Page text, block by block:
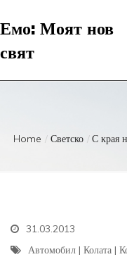
Емо: Моят нов
свят
Home Светско С края
31.03.2013
Автомобил | Колата |